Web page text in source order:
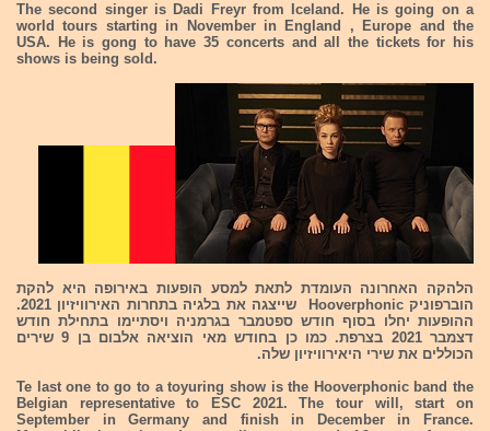
The second singer is Dadi Freyr from Iceland. He is going on a
world tours starting in November in England , Europe and the
USA. He is gong to have 35 concerts and all the tickets for his
shows is being sold.
הלהקה האחרונה העומדת לתאת למסע הופעות באירופה היא להקת
הוברפוניק Hooverphonic שייצגה את בלגיה בתחרות האירוויזיון 2021.
ההופעות יחלו בסוף חודש ספטמבר בגרמניה ויסתיימו בתחילת חודש
דצמבר 2021 בצרפת. כמו כן בחודש מאי הוציאה אלבום בן 9 שירים
הכוללים את שירי היאירוויזיון שלה.
Te last one to go to a toyuring show is the Hooverphonic band the
Belgian representative to ESC 2021. The tour will, start on
September in Germany and finish in December in France.